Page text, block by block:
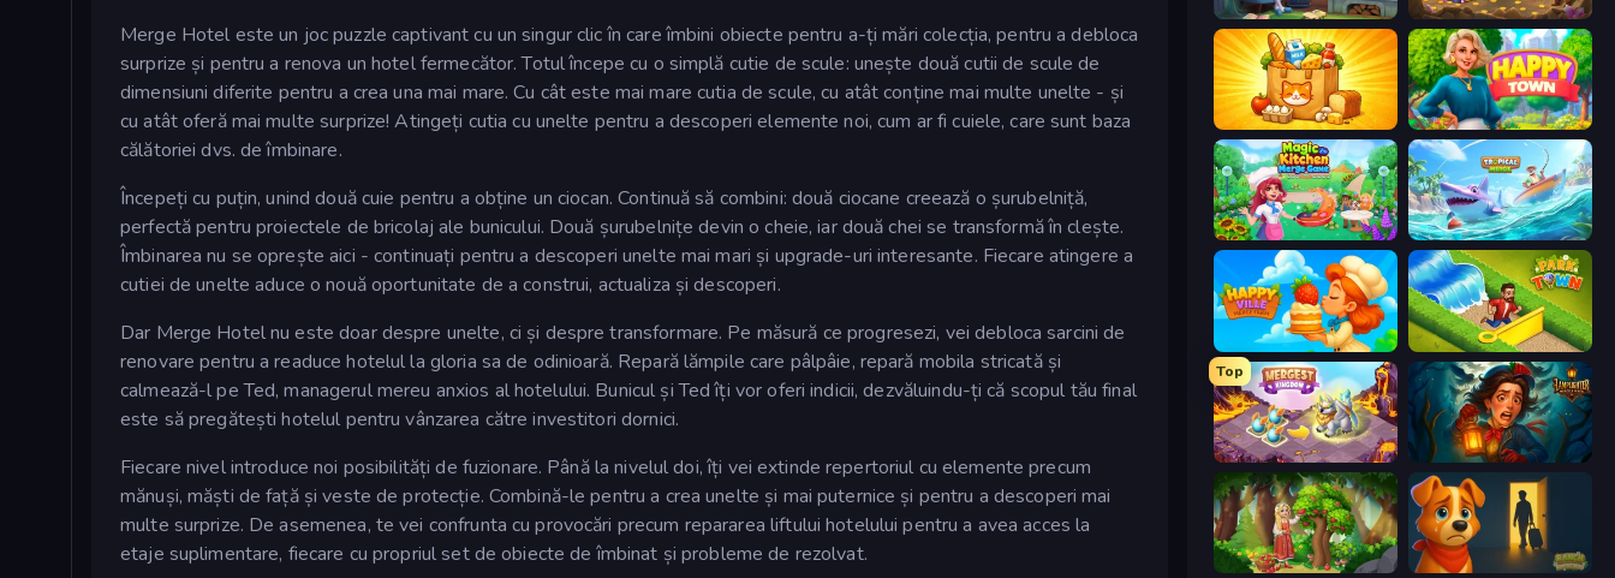
Merge Hotel este un joc puzzle captivant cu un singur clic în care îmbini obiecte pentru a-ți mări colecția, pentru a debloca
surprize și pentru a renova un hotel fermecător. Totul începe cu o simplă cutie de scule: unește două cutii de scule de
dimensiuni diferite pentru a crea una mai mare. Cu cât este mai mare cutia de scule, cu atât conține mai multe unelte - și
cu atât oferă mai multe surprize! Atingeți cutia cu unelte pentru a descoperi elemente noi, cum ar fi cuiele, care sunt baza
călătoriei dvs. de îmbinare.
Începeți cu puțin, unind două cuie pentru a obține un ciocan. Continuă să combini: două ciocane creează o șurubelniță,
perfectă pentru proiectele de bricolaj ale bunicului. Două șurubelnițe devin o cheie, iar două chei se transformă în clește.
Îmbinarea nu se oprește aici - continuați pentru a descoperi unelte mai mari și upgrade-uri interesante. Fiecare atingere a
cutiei de unelte aduce o nouă oportunitate de a construi, actualiza și descoperi.
Dar Merge Hotel nu este doar despre unelte, ci și despre transformare. Pe măsură ce progresezi, vei debloca sarcini de
renovare pentru a readuce hotelul la gloria sa de odinioară. Repară lămpile care pâlpâie, repară mobila stricată și
calmează-l pe Ted, managerul mereu anxios al hotelului. Bunicul și Ted îți vor oferi indicii, dezvăluindu-ți că scopul tău final
este să pregătești hotelul pentru vânzarea către investitori dornici.
Fiecare nivel introduce noi posibilități de fuzionare. Până la nivelul doi, îți vei extinde repertoriul cu elemente precum
mănuși, măști de față și veste de protecție. Combină-le pentru a crea unelte și mai puternice și pentru a descoperi mai
multe surprize. De asemenea, te vei confrunta cu provocări precum repararea liftului hotelului pentru a avea acces la
etaje suplimentare, fiecare cu propriul set de obiecte de îmbinat și probleme de rezolvat.
Halloween Merge Merge Academy
Farm Merge Market Happy Town
Magic Kitchen: Merge Game Tropical Merge
HappyVille Merge Farm Park Town
Top
Mergest Kingdom Lamplighter: Merge & Magic
Northern Merge Ranch Adventures